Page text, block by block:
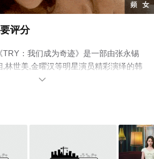
评分
TRY：我们成为奇迹》是一部由张永锡
,林世美,金曜汉等明星演员精彩演绎的韩
费观看高清无删减完整版电视剧全集就
。
